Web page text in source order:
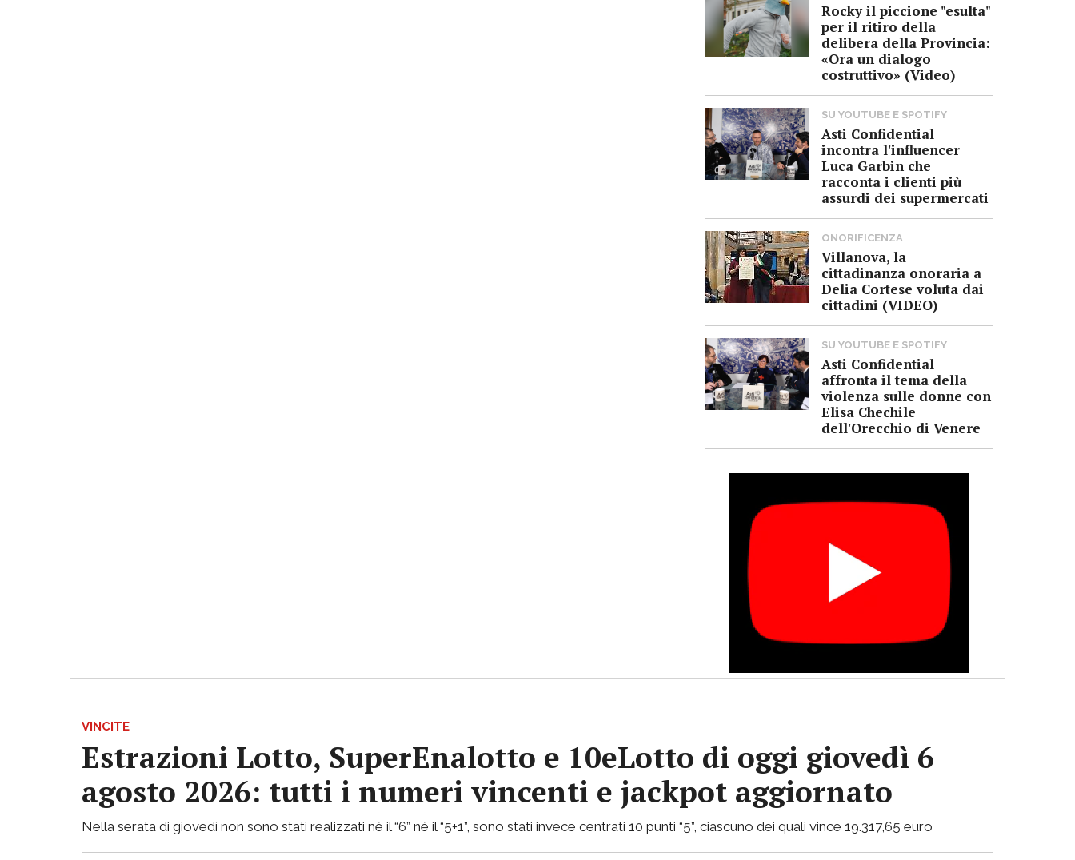
Rocky il piccione "esulta"
per il ritiro della
delibera della Provincia:
«Ora un dialogo
costruttivo» (Video)
SU YOUTUBE E SPOTIFY
Asti Confidential
incontra l'influencer
Luca Garbin che
racconta i clienti più
assurdi dei supermercati
ONORIFICENZA
Villanova, la
cittadinanza onoraria a
Delia Cortese voluta dai
cittadini (VIDEO)
SU YOUTUBE E SPOTIFY
Asti Confidential
affronta il tema della
violenza sulle donne con
Elisa Chechile
dell'Orecchio di Venere
VINCITE
Estrazioni Lotto, SuperEnalotto e 10eLotto di oggi giovedì 6
agosto 2026: tutti i numeri vincenti e jackpot aggiornato
Nella serata di giovedì non sono stati realizzati né il “6” né il “5+1”, sono stati invece centrati 10 punti “5”, ciascuno dei quali vince 19.317,65 euro